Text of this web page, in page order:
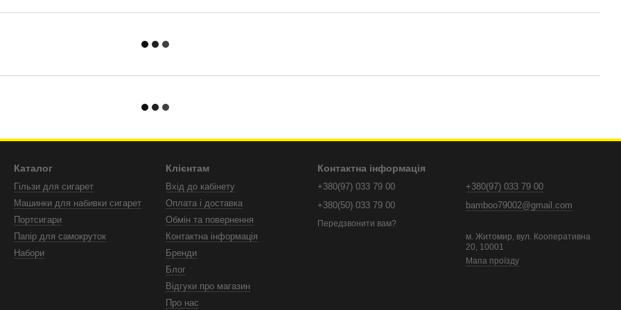
Каталог
Гільзи для сигарет
Машинки для набивки сигарет
Портсигари
Папір для самокруток
Набори
Клієнтам
Вхід до кабінету
Оплата і доставка
Обмін та повернення
Контактна інформація
Бренди
Блог
Відгуки про магазин
Про нас
Контактна інформація
+380(97) 033 79 00
+380(50) 033 79 00
Передзвонити вам?
+380(97) 033 79 00
bamboo79002@gmail.com
м. Житомир, вул. Кооперативна
20, 10001
Мапа проїзду